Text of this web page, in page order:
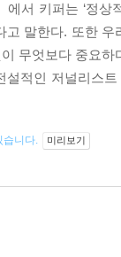
에서 키퍼는 ‘정
말한다. 또한
무엇보다 중요
적인 저널리스
습니다. 미리보기